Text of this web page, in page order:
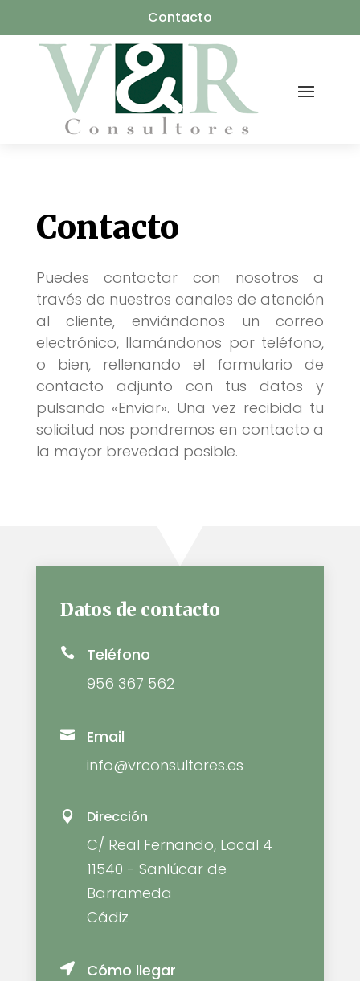
Contacto
Contacto
Puedes contactar con nosotros a
través de nuestros canales de atención
al cliente, enviándonos un correo
electrónico, llamándonos por teléfono,
o bien, rellenando el formulario de
contacto adjunto con tus datos y
pulsando «Enviar». Una vez recibida tu
solicitud nos pondremos en contacto a
la mayor brevedad posible.
Datos de contacto

Teléfono
956 367 562

Email
info@vrconsultores.es
 Dirección
C/ Real Fernando, Local 4
11540 - Sanlúcar de
Barrameda
Cádiz

Cómo llegar